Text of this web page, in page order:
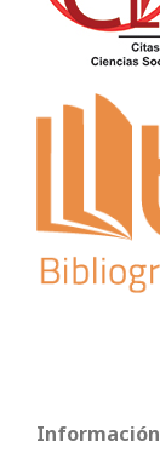
Información